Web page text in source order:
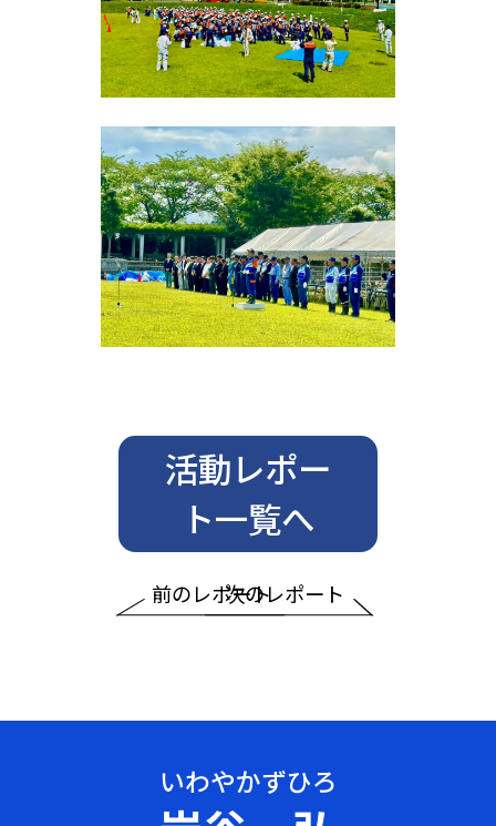
前のレポート
活動レポー
ト一覧へ
次のレポート